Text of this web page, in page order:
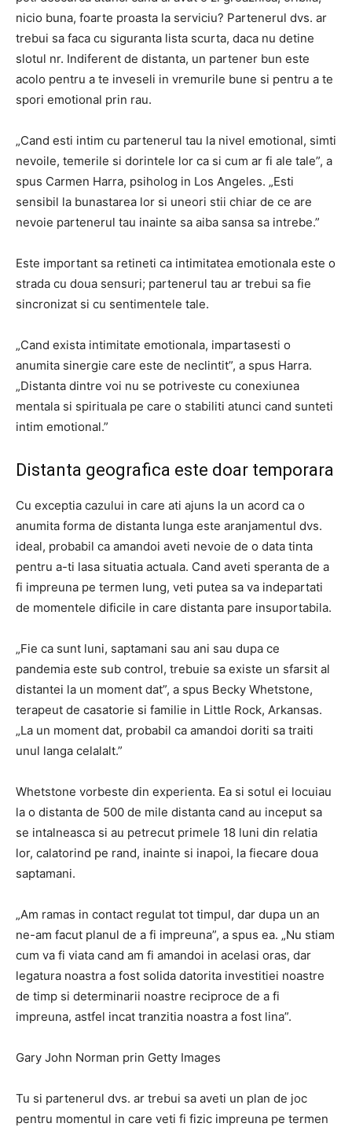
nicio buna, foarte proasta la serviciu? Partenerul dvs. ar
trebui sa faca cu siguranta lista scurta, daca nu detine
slotul nr. Indiferent de distanta, un partener bun este
acolo pentru a te inveseli in vremurile bune si pentru a te
spori emotional prin rau.
„Cand esti intim cu partenerul tau la nivel emotional, simti
nevoile, temerile si dorintele lor ca si cum ar fi ale tale”, a
spus Carmen Harra, psiholog in Los Angeles. „Esti
sensibil la bunastarea lor si uneori stii chiar de ce are
nevoie partenerul tau inainte sa aiba sansa sa intrebe.”
Este important sa retineti ca intimitatea emotionala este o
strada cu doua sensuri; partenerul tau ar trebui sa fie
sincronizat si cu sentimentele tale.
„Cand exista intimitate emotionala, impartasesti o
anumita sinergie care este de neclintit”, a spus Harra.
„Distanta dintre voi nu se potriveste cu conexiunea
mentala si spirituala pe care o stabiliti atunci cand sunteti
intim emotional.”
Distanta geografica este doar temporara
Cu exceptia cazului in care ati ajuns la un acord ca o
anumita forma de distanta lunga este aranjamentul dvs.
ideal, probabil ca amandoi aveti nevoie de o data tinta
pentru a-ti lasa situatia actuala. Cand aveti speranta de a
fi impreuna pe termen lung, veti putea sa va indepartati
de momentele dificile in care distanta pare insuportabila.
„Fie ca sunt luni, saptamani sau ani sau dupa ce
pandemia este sub control, trebuie sa existe un sfarsit al
distantei la un moment dat”, a spus Becky Whetstone,
terapeut de casatorie si familie in Little Rock, Arkansas.
„La un moment dat, probabil ca amandoi doriti sa traiti
unul langa celalalt.”
Whetstone vorbeste din experienta. Ea si sotul ei locuiau
la o distanta de 500 de mile distanta cand au inceput sa
se intalneasca si au petrecut primele 18 luni din relatia
lor, calatorind pe rand, inainte si inapoi, la fiecare doua
saptamani.
„Am ramas in contact regulat tot timpul, dar dupa un an
ne-am facut planul de a fi impreuna”, a spus ea. „Nu stiam
cum va fi viata cand am fi amandoi in acelasi oras, dar
legatura noastra a fost solida datorita investitiei noastre
de timp si determinarii noastre reciproce de a fi
impreuna, astfel incat tranzitia noastra a fost lina”.
Gary John Norman prin Getty Images
Tu si partenerul dvs. ar trebui sa aveti un plan de joc
pentru momentul in care veti fi fizic impreuna pe termen